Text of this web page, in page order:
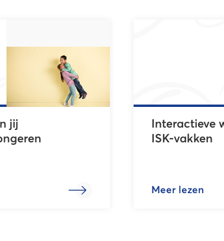
jij
Interactieve
ISK-vakken
Meer lezen